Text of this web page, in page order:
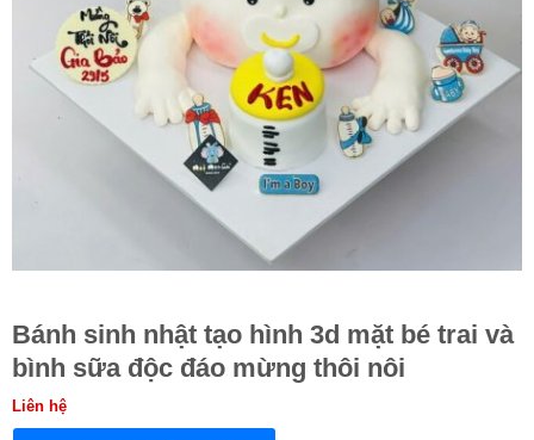
Bánh sinh nhật tạo hình 3d mặt bé trai và
bình sữa độc đáo mừng thôi nôi
Liên hệ